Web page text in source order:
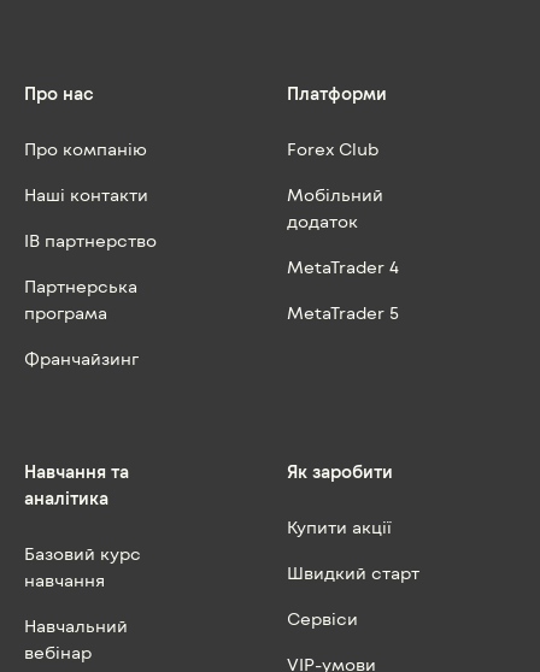
Про нас
Про компанію
Наші контакти
IB партнерство
Партнерська
програма
Франчайзинг
Платформи
Forex Club
Мобільний
додаток
MetaTrader 4
MetaTrader 5
Навчання та
аналітика
Базовий курс
навчання
Навчальний
вебінар
Як заробити
Купити акції
Швидкий старт
Сервіси
VIP-умови